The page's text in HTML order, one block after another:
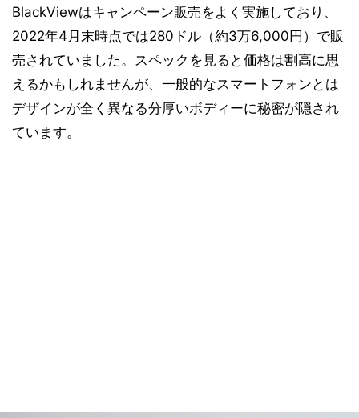
BlackViewはキャンペーン販売をよく実施しており、
2022年4月末時点では280ドル（約3万6,000円）で販
売されていました。スペックを見ると価格は割高に思
えるかもしれませんが、一般的なスマートフォンとは
デザインが全く異なる分厚いボディーに秘密が隠され
ています。